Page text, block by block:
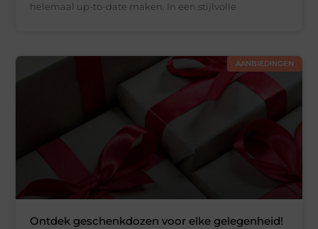
helemaal up-to-date maken. In een stijlvolle
AANBIEDINGEN
Ontdek geschenkdozen voor elke gelegenheid!